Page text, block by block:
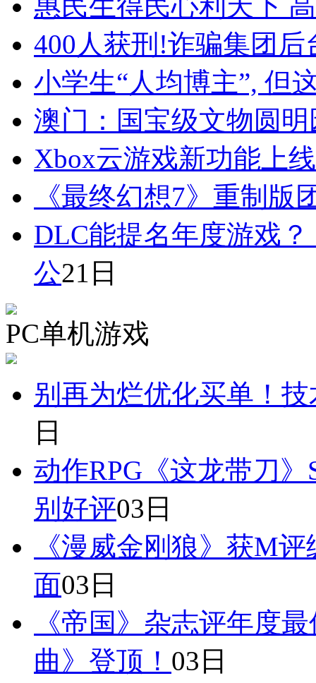
400人获刑!诈骗集团
小学生“人均博主”,
澳门：国宝级文物圆
Xbox云游戏新功能上
《最终幻想7》重制
DLC能提名年度游戏
公21日
PC单机游戏
别再为烂优化买单！
日
动作RPG《这龙带刀
别好评03日
《漫威金刚狼》获M
面03日
《帝国》杂志评年度
曲》登顶！ 03日